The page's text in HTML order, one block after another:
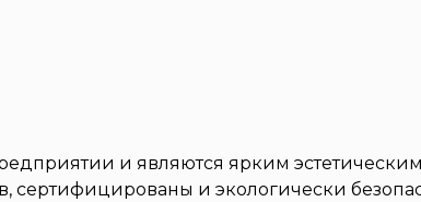
и являются ярким
сертифицированы и экологически